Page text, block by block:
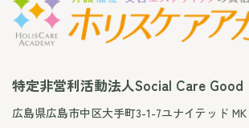
特定非営利活動法人Social Care Good
広島県広島市中区大手町3-1-7ユナイテッド